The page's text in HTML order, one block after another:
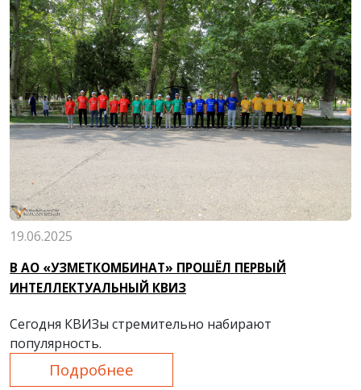
19.06.2025
В АО «УЗМЕТКОМБИНАТ» ПРОШЁЛ ПЕРВЫЙ
ИНТЕЛЛЕКТУАЛЬНЫЙ КВИЗ
Сегодня КВИЗы стремительно набирают
популярность.
Подробнее